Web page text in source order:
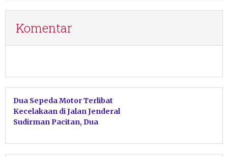
Komentar
Dua Sepeda Motor Terlibat
Kecelakaan di Jalan Jenderal
Sudirman Pacitan, Dua